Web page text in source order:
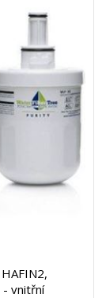
- vnitřní